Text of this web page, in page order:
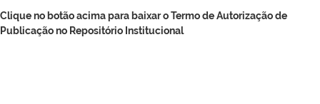
Clique no botão acima para baixar o Termo de Autorização de
Publicação no Repositório Institucional